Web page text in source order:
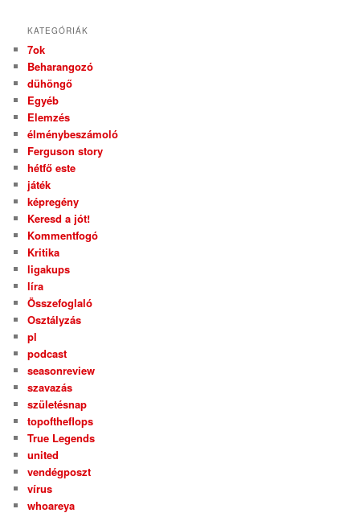
KATEGÓRIÁK
7ok
Beharangozó
dühöngő
Egyéb
Elemzés
élménybeszámoló
Ferguson story
hétfő este
játék
képregény
Keresd a jót!
Kommentfogó
Kritika
ligakups
líra
Összefoglaló
Osztályzás
pl
podcast
seasonreview
szavazás
születésnap
topoftheflops
True Legends
united
vendégposzt
vírus
whoareya